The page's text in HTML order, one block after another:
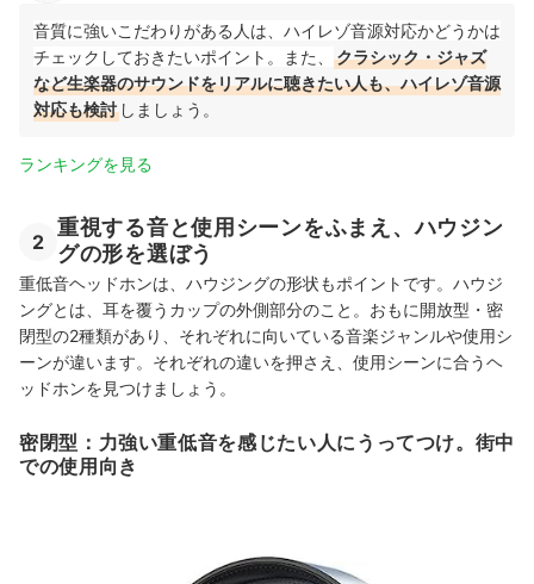
音質に強いこだわりがある人は、ハイレゾ音源対応かどうかは
チェックしておきたいポイント。また、
クラシック・ジャズ
など生楽器のサウンドをリアルに聴きたい人も、ハイレゾ音源
対応も検討 しましょう。
ランキングを見る
2
重視する音と使用シーンをふまえ、ハウジン
グの形を選ぼう
重低音ヘッドホンは、ハウジングの形状もポイントです。ハウジ
ングとは、耳を覆うカップの外側部分のこと。おもに開放型・密
閉型の2種類があり、それぞれに向いている音楽ジャンルや使用シ
ーンが違います。それぞれの違いを押さえ、使用シーンに合うヘ
ッドホンを見つけましょう。
密閉型：力強い重低音を感じたい人にうってつけ。街中
での使用向き